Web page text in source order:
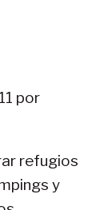
por
refugios
y